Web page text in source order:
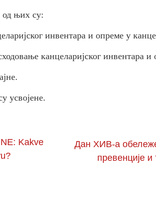
од њих су:
инвентара и опреме у
канцеларијског инвентара и
усвојене.
Kakve
Дан ХИВ-а
превенције